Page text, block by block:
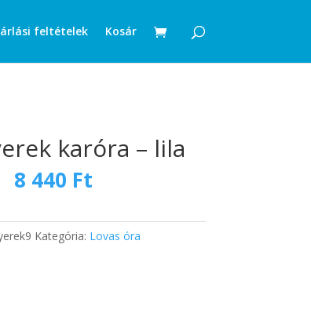
feltételek Kosár
karóra – lila
Original
price
was:
13
650 Ft.
8 440 Ft
is:
8
Kategória: Lovas óra